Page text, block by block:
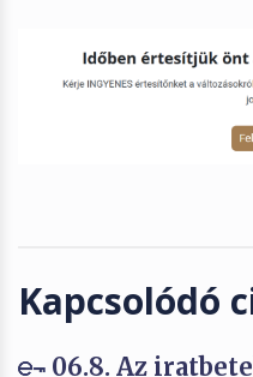
Kapcsolódó
06.8. Az